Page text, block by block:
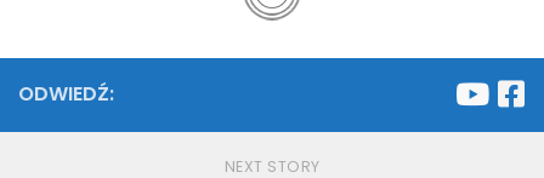
ODWIEDŹ:
NEXT STORY